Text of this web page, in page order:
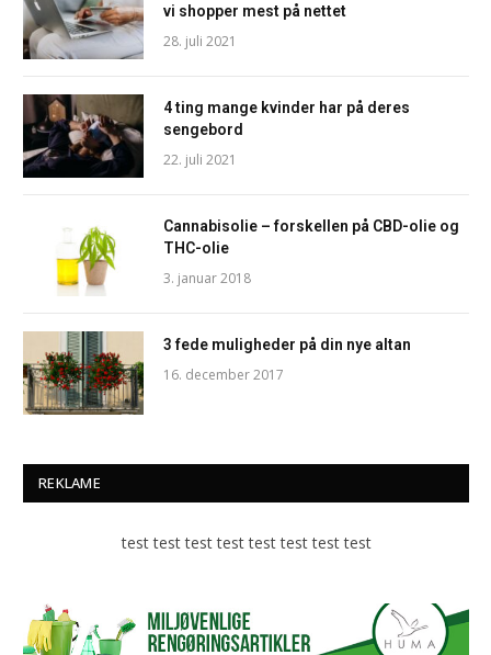
vi shopper mest på nettet
28. juli 2021
4 ting mange kvinder har på deres
sengebord
22. juli 2021
Cannabisolie – forskellen på CBD-olie og
THC-olie
3. januar 2018
3 fede muligheder på din nye altan
16. december 2017
REKLAME
test test test test test test test test